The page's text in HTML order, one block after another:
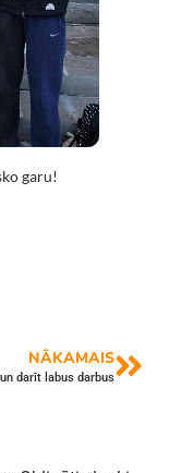
garu!
NĀKAMAIS
darīt labus darbus